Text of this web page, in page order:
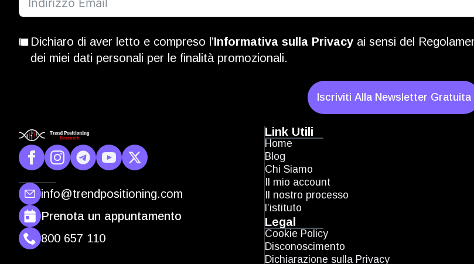
Dichiaro di aver letto e compreso l’Informativa sulla Privacy ai sensi del
dei miei dati personali per le finalità promozionali.
Iscriviti Alla Newsletter Gratuita
info@trendpositioning.com
Prenota un appuntamento
800 657 110
Link Utili
Home
Blog
Chi Siamo
Il mio account
Il nostro processo
l’istituto
Legal
Cookie Policy
Disconoscimento
Dichiarazione sulla Privacy